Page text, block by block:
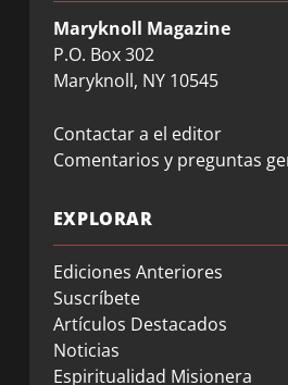
Maryknoll Magazine
P.O. Box 302
Maryknoll, NY 10545
Contactar a el editor
Comentarios y preguntas
EXPLORAR
Ediciones Anteriores
Suscríbete
Artículos Destacados
Noticias
Espiritualidad Misionera